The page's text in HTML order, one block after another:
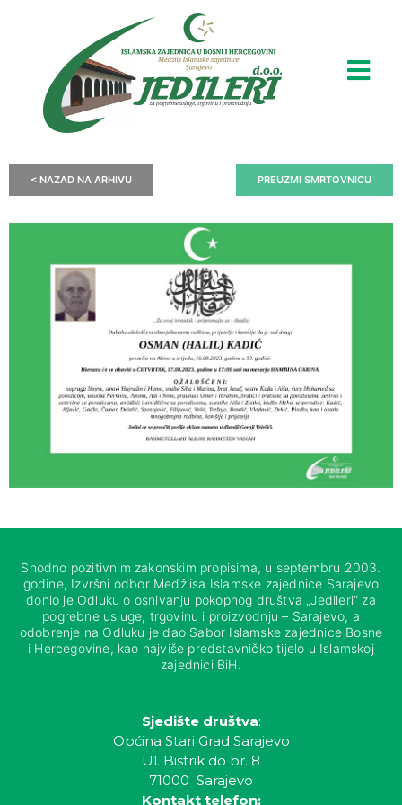
< NAZAD NA ARHIVU PREUZMI SMRTOVNICU
Shodno pozitivnim zakonskim propisima, u septembru 2003.
godine, Izvršni odbor Medžlisa Islamske zajednice Sarajevo
donio je Odluku o osnivanju pokopnog društva „Jedileri“ za
pogrebne usluge, trgovinu i proizvodnju – Sarajevo, a
odobrenje na Odluku je dao Sabor Islamske zajednice Bosne
i Hercegovine, kao najviše predstavničko tijelo u Islamskoj
zajednici BiH.
Sjedište društva:
Općina Stari Grad Sarajevo
Ul. Bistrik do br. 8
71000 Sarajevo
Kontakt telefon: